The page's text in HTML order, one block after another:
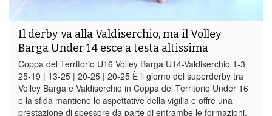
Il derby va alla Valdiserchio, ma il Volley
Barga Under 14 esce a testa altissima
Coppa del Territorio U16 Volley Barga U14-Valdiserchio 1-3
25-19 | 13-25 | 20-25 | 20-25 È il giorno del superderby tra
Volley Barga e Valdiserchio in Coppa del Territorio Under 16
e la sfida mantiene le aspettative della vigilia e offre una
prestazione di spessore da parte di entrambe le formazioni.